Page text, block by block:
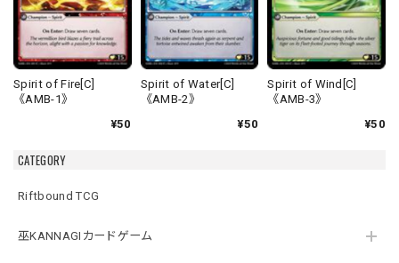
CATEGORY
Riftbound TCG
巫KANNAGIカードゲーム
Spirit of Fire[C]
《AMB-1》
¥50
Spirit of Water[C]
《AMB-2》
¥50
Spirit of Wind[C]
《AMB-3》
¥50